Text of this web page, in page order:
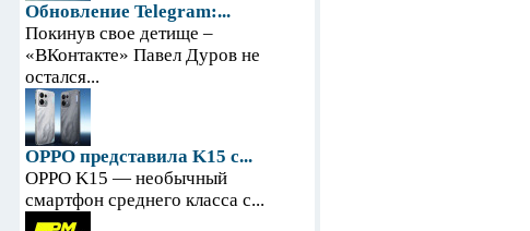
Обновление Telegram:...
Покинув свое детище –
«ВКонтакте» Павел Дуров не
остался...
OPPO представила K15 с...
OPPO K15 — необычный
смартфон среднего класса с...